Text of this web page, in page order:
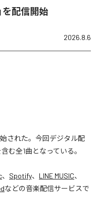
を配信開始
2026.8.6
始された。今回デジタル配
む全1曲となっている。
、 Spotify、 LINE MUSIC、
などの音楽配信サービスで